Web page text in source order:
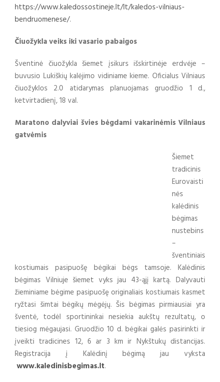
https://www.kaledossostineje.lt/lt/kaledos-vilniaus-
bendruomenese/.
Čiuožykla veiks iki vasario pabaigos
Šventinė čiuožykla šiemet įsikurs išskirtinėje erdvėje –
buvusio Lukiškių kalėjimo vidiniame kieme. Oficialus Vilniaus
čiuožyklos 2.0 atidarymas planuojamas gruodžio 1 d.,
ketvirtadienį, 18 val.
Maratono dalyviai švies bėgdami vakarinėmis Vilniaus
gatvėmis
Šiemet
tradicinis
Eurovaisti
nės
kalėdinis
bėgimas
nustebins
–
šventiniais
kostiumais pasipuošę bėgikai bėgs tamsoje. Kalėdinis
bėgimas Vilniuje šiemet vyks jau 43-ąjį kartą. Dalyvauti
žieminiame bėgime pasipuošę originaliais kostiumais kasmet
ryžtasi šimtai bėgikų mėgėjų. Šis bėgimas pirmiausiai yra
šventė, todėl sportininkai nesiekia aukštų rezultatų, o
tiesiog mėgaujasi. Gruodžio 10 d. bėgikai galės pasirinkti ir
įveikti tradicines 12, 6 ar 3 km ir Nykštukų distancijas.
Registracija į Kalėdinį bėgimą jau vyksta
www.kaledinisbegimas.lt.